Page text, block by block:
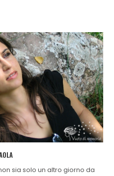
sia solo un altro giorno da